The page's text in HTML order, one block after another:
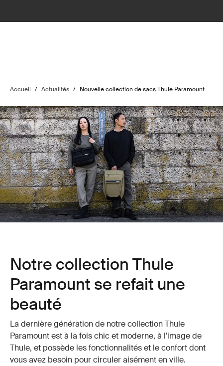
Accueil / Actualités / Nouvelle collection de sacs Thule Paramount
Notre collection Thule
Paramount se refait une
beauté
La dernière génération de notre collection Thule
Paramount est à la fois chic et moderne, à l'image de
Thule, et possède les fonctionnalités et le confort dont
vous avez besoin pour circuler aisément en ville.